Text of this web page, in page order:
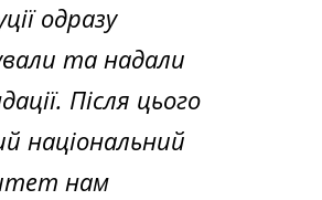
одразу
та надали
Після цього
національний
нам